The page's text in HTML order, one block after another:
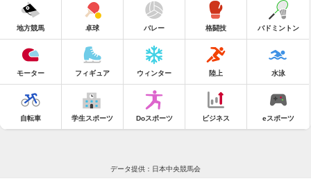
地方競馬 卓球 バレー 格闘技 バドミントン
モーター フィギュア ウィンター 陸上 水泳
自転車 学生スポーツ Doスポーツ ビジネス eスポーツ
データ提供：日本中央競馬会